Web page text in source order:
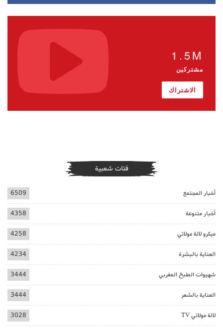
1.5M
مشتركين
الاشتراك
فئات شعبية
أخبار المجتمع 6509
أخبار متنوعة 4358
ميكرو لالة مولاتي 4258
العناية بالبشرة 4234
شهيوات الطبخ المغربي 3444
العناية بالشعر 3444
لالة مولاتي TV 3028